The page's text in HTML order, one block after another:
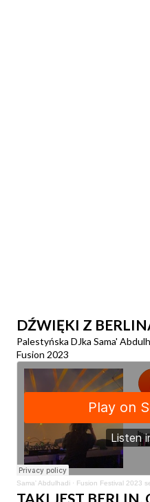
DŹWIĘKI Z
Palestyńska DJka Sama'
Fusion 2023
Sama' Abdulhadi · Fusion Festival 2023
TAKI JEST